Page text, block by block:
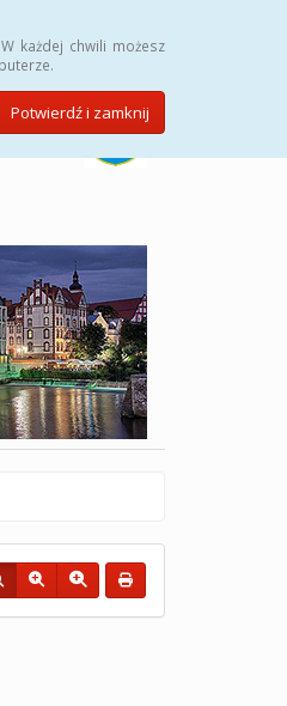
każdej chwili możesz
Potwierdź i zamknij